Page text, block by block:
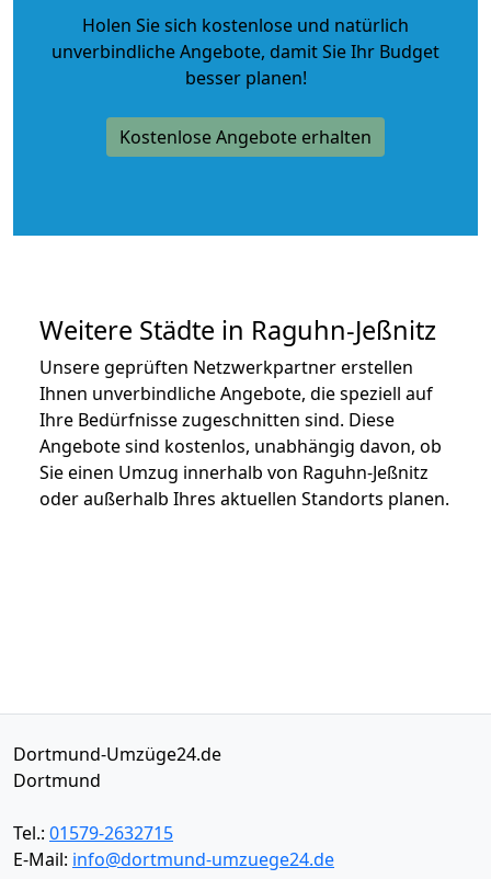
Holen Sie sich kostenlose und natürlich
unverbindliche Angebote, damit Sie Ihr Budget
besser planen!
Kostenlose Angebote erhalten
Weitere Städte in Raguhn-Jeßnitz
Unsere geprüften Netzwerkpartner erstellen
Ihnen unverbindliche Angebote, die speziell auf
Ihre Bedürfnisse zugeschnitten sind. Diese
Angebote sind kostenlos, unabhängig davon, ob
Sie einen Umzug innerhalb von Raguhn-Jeßnitz
oder außerhalb Ihres aktuellen Standorts planen.
Dortmund-Umzüge24.de
Dortmund
Tel.: 01579-2632715
E-Mail: info@dortmund-umzuege24.de